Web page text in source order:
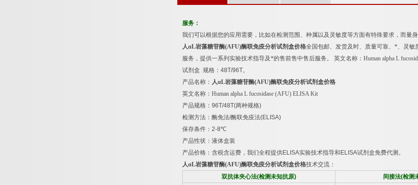
服务：
我们可以根据您的应用需要，比如在检测范围、种属以及灵敏度等方面有特殊要求，而量
人αL岩藻糖苷酶(AFU)酶联免疫分析试剂盒价格全国包邮、发货及时、质量可靠、*、灵敏
服务，提供一系列实验技术指导及*的售前售中售后服务。
英文名称： Human alpha L
试剂盒 规格： 48T/96T。
产品名称： 人αL岩藻糖苷酶(AFU)酶联免疫分析试剂盒价格
英文名称： Human alpha L fucosidase (AFU) ELISA Kit
产品规格： 96T/48T(两种规格)
检测方法：酶免法/酶联免疫法(ELISA)
保存条件： 2-8℃
产品性状：液体盒装
产品价格：含税含运费，我们全程提供ELISA实验技术指导和 ELISA试剂盒免费代测。
人αL岩藻糖苷酶(AFU)酶联免疫分析试剂盒价格技术交流：
双抗体夹心法(检测未知抗原) 间接法(检测